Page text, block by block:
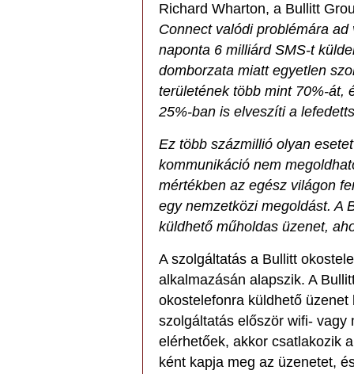
Richard Wharton, a Bullitt
Connect valódi problémára
naponta 6 milliárd SMS-t
domborzata miatt egyetlen
területének több mint 70%-át,
25%-ban is elveszíti a
Ez több százmillió olyan
kommunikáció nem
mértékben az egész világon
egy nemzetközi megoldást. A
küldhető műholdas üzenet,
A szolgáltatás a Bullitt
alkalmazásán alapszik. A
okostelefonra küldhető
szolgáltatás először wifi- vagy
elérhetőek, akkor csatlakozik
ként kapja meg az üzenetet,